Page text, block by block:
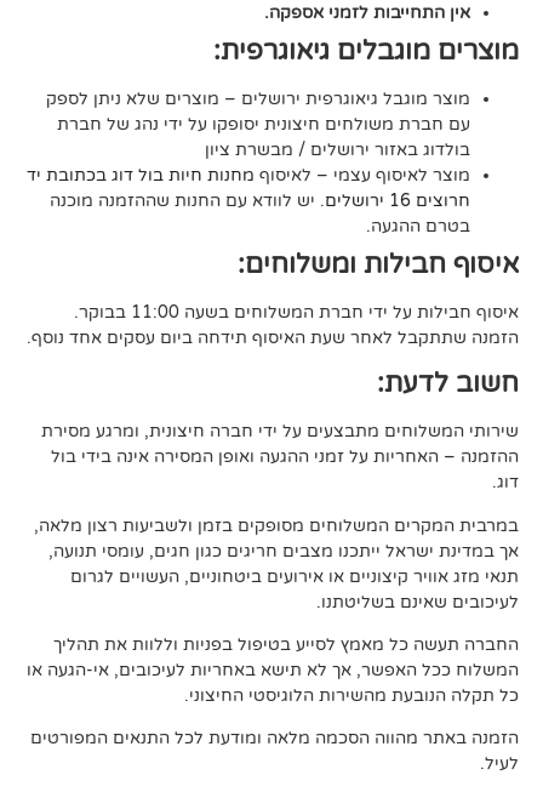
לזמני אספקה.
גיאוגרפית:
גיאוגרפית ירושלים – מוצרים שלא ניתן לספק
חיצונית יסופקו על ידי נהג של חברת
ירושלים / מבשרת ציון
עצמי – לאיסוףמחנות חיות בול דוג בכתובת יד
. יש לוודא עם החנות שההזמנה מוכנה
ומשלוחים:
חברת המשלוחים בשעה 11:00 בבוקר.
לאחר שעת האיסוף תידחה ביום עסקים אחד נוסף.
מתבצעים על ידי חברה חיצונית, ומרגע מסירת
על זמני ההגעה ואופן המסירה אינה בידי בול
המשלוחים מסופקים בזמן ולשביעות רצון מלאה,
ייתכנו מצבים חריגים כגון חגים, עומסי תנועה,
או אירועים ביטחוניים, העשויים לגרום
בשליטתנו.
מאמץ לסייע בטיפול בפניות וללוות את תהליך
אך לא תישא באחריות לעיכובים, אי-הגעה או
מהשירות הלוגיסטי החיצוני.
הסכמה מלאה ומודעת לכל התנאים המפורטים